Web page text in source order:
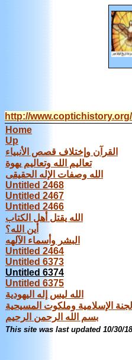
http://
Home
Up
القرآن وإختلاف قصص الأنبياء
تعاليم الله وتعاليم يهوة
الله وصفات الإله الحقيقى
Untitled 2468
Untitled 2467
Untitled 2466
الله يقتل أهل الكتاب
أين الله؟
البشر وأسماء الآلهه
Untitled 2464
Untitled 6373
Untitled 6374
Untitled 6375
الله ليس إله اليهودية
الجنة الإسلامية وملكوت المسيحية
بسم الله الرحمن الرحيم
This site was last updated 10/30/18